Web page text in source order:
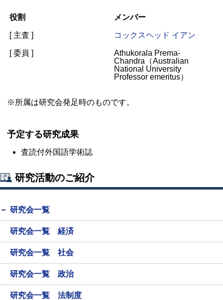
役割 メンバー
[ 主査 ] コックスヘッド イアン
[ 委員 ]
Athukorala Prema-
Chandra（Australian
National University
Professor emeritus）
※所属は研究会発足時のものです。
予定する研究成果
査読付外国語学術誌
研究活動のご紹介
研究会一覧
研究会一覧 経済
研究会一覧 社会
研究会一覧 政治
研究会一覧 法制度